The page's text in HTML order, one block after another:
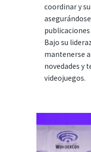
coordinar y
publicaciones
Bajo su
mantenerse
novedades y
videojuegos.